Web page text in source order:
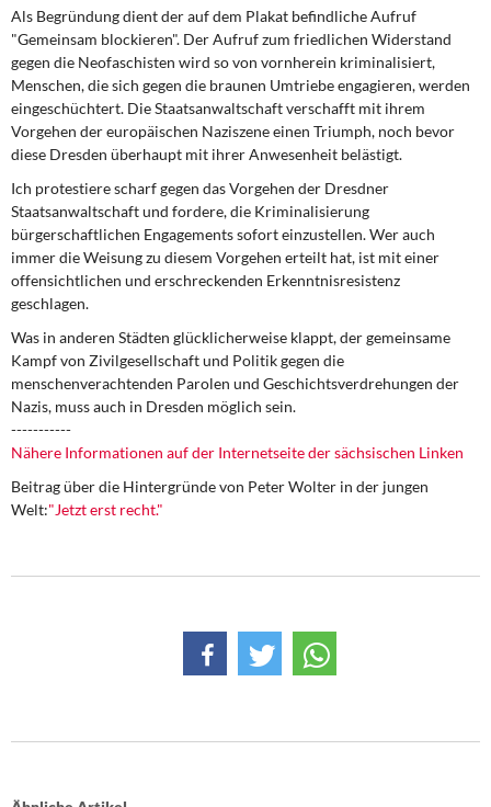
Als Begründung dient der auf dem Plakat befindliche Aufruf
"Gemeinsam blockieren". Der Aufruf zum friedlichen Widerstand
gegen die Neofaschisten wird so von vornherein kriminalisiert,
Menschen, die sich gegen die braunen Umtriebe engagieren, werden
eingeschüchtert. Die Staatsanwaltschaft verschafft mit ihrem
Vorgehen der europäischen Naziszene einen Triumph, noch bevor
diese Dresden überhaupt mit ihrer Anwesenheit belästigt.
Ich protestiere scharf gegen das Vorgehen der Dresdner
Staatsanwaltschaft und fordere, die Kriminalisierung
bürgerschaftlichen Engagements sofort einzustellen. Wer auch
immer die Weisung zu diesem Vorgehen erteilt hat, ist mit einer
offensichtlichen und erschreckenden Erkenntnisresistenz
geschlagen.
Was in anderen Städten glücklicherweise klappt, der gemeinsame
Kampf von Zivilgesellschaft und Politik gegen die
menschenverachtenden Parolen und Geschichtsverdrehungen der
Nazis, muss auch in Dresden möglich sein.
-----------
Nähere Informationen auf der Internetseite der sächsischen Linken
Beitrag über die Hintergründe von Peter Wolter in der jungen
Welt:"Jetzt erst recht."